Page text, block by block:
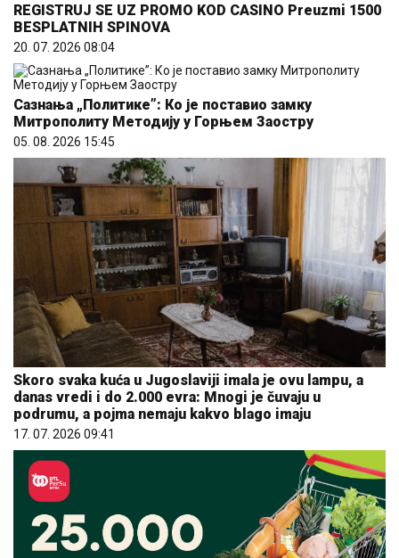
REGISTRUJ SE UZ PROMO KOD CASINO Preuzmi 1500
BESPLATNIH SPINOVA
20. 07. 2026 08:04
Сазнања „Политике”: Ко је поставио замку
Митрополиту Методију у Горњем Заостру
05. 08. 2026 15:45
Skoro svaka kuća u Jugoslaviji imala je ovu lampu, a
danas vredi i do 2.000 evra: Mnogi je čuvaju u
podrumu, a pojma nemaju kakvo blago imaju
17. 07. 2026 09:41